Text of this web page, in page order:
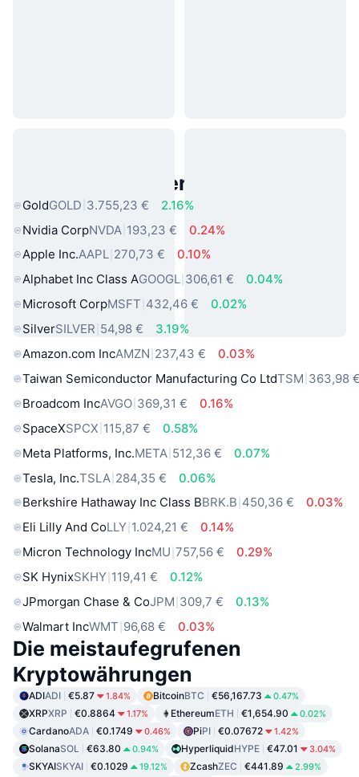
Beliebte reale Vermögenswerte
GoldGOLD 3.755,23 €
2.16%
Nvidia CorpNVDA 193,23 €
0.24%
Apple Inc.AAPL 270,73 €
0.10%
Alphabet Inc Class AGOOGL 306,61 €
0.04%
Microsoft CorpMSFT 432,46 €
0.02%
SilverSILVER 54,98 €
3.19%
Amazon.com IncAMZN 237,43 €
0.03%
Taiwan Semiconductor Manufacturing Co LtdTSM 363,98
Broadcom IncAVGO 369,31 €
0.16%
SpaceXSPCX 115,87 €
0.58%
Meta Platforms, Inc.META 512,36 €
0.07%
Tesla, Inc.TSLA 284,35 €
0.06%
Berkshire Hathaway Inc Class BBRK.B 450,36 €
0.03%
Eli Lilly And CoLLY 1.024,21 €
0.14%
Micron Technology IncMU 757,56 €
0.29%
SK HynixSKHY 119,41 €
0.12%
JPmorgan Chase & CoJPM 309,7 €
0.13%
Walmart IncWMT 96,68 € 0.03%
Die meistaufegrufenen
Kryptowährungen
ADIADI €5.87 1.84% BitcoinBTC €56,167.73 0.47%
XRPXRP €0.8864 1.17% EthereumETH €1,654.90 0.02%
CardanoADA €0.1749 0.46% PiPI €0.07672 1.42%
SolanaSOL €63.80 0.94% HyperliquidHYPE €47.01 3.04%
SKYAISKYAI €0.1029 19.12% ZcashZEC €441.89 2.99%